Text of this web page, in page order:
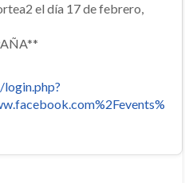
el día 17 de febrero,